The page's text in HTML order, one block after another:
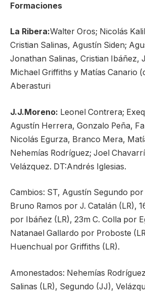
Formaciones
La Ribera:Walter Oros; Nicolás
Cristian Salinas, Agustín Siden;
Jonathan Salinas, Cristian Ibáñez,
Michael Griffiths y Matías Canario
Aberasturi
J.J.Moreno: Leonel Contrera;
Agustín Herrera, Gonzalo Peña,
Nicolás Egurza, Branco Mera,
Nehemías Rodríguez; Joel
Velázquez. DT:Andrés Iglesias.
Cambios: ST, Agustín Segundo
Bruno Ramos por J. Catalán (LR),
por Ibáñez (LR), 23m C. Colla por
Natanael Gallardo por Proboste
Huenchual por Griffiths (LR).
Amonestados: Nehemías
Salinas (LR), Segundo (JJ),